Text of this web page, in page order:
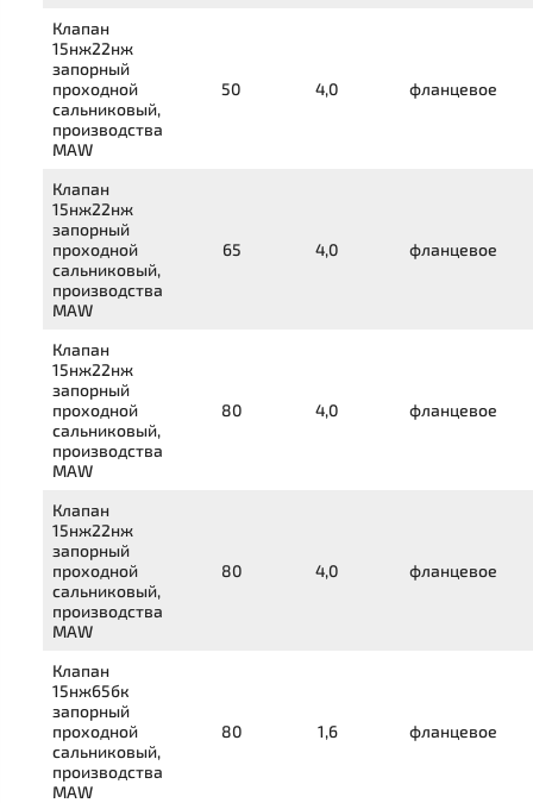
Клапан
15нж22нж
запорный
проходной
сальниковый,
производства
MAW
50 4,0 фланцевое
Клапан
15нж22нж
запорный
проходной
сальниковый,
производства
MAW
65 4,0 фланцевое
Клапан
15нж22нж
запорный
проходной
сальниковый,
производства
MAW
80 4,0 фланцевое
Клапан
15нж22нж
запорный
проходной
сальниковый,
производства
MAW
80 4,0 фланцевое
Клапан
15нж65бк
запорный
проходной
сальниковый,
производства
MAW
80 1,6 фланцевое